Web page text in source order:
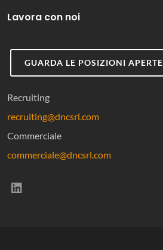
Lavora con noi
GUARDA LE POSIZIONI APERTE
Recruiting
recruiting@dncsrl.com
Commerciale
commerciale@dncsrl.com